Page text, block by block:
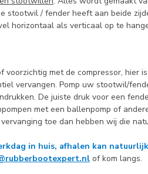
stootwil / fender heeft aan beide
horizontaal als verticaal op te
voorzichtig met de compressor, hier
vervangen. Pomp uw stootwil/
De juiste druk voor een
met een ballenpomp of
toe dan hebben wij die
in huis, afhalen kan
of kom langs.